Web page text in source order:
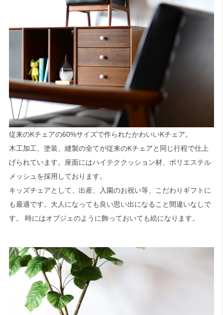
従来のKチェアの60%サイズで作られたかわいいKチェア。
木工加工、塗装、縫製の全てが従来のKチェアと同じ行程で仕上
げられています。座面にはハイテククッション材、ポリエステル
メッシュを採用しております。
キッズチェアとして、出産、入園のお祝い等、こだわりギフトに
も最適です。大人になっても良い思い出になること間違いなしで
す。 時にはオブジェのように飾っておいても絵になります。